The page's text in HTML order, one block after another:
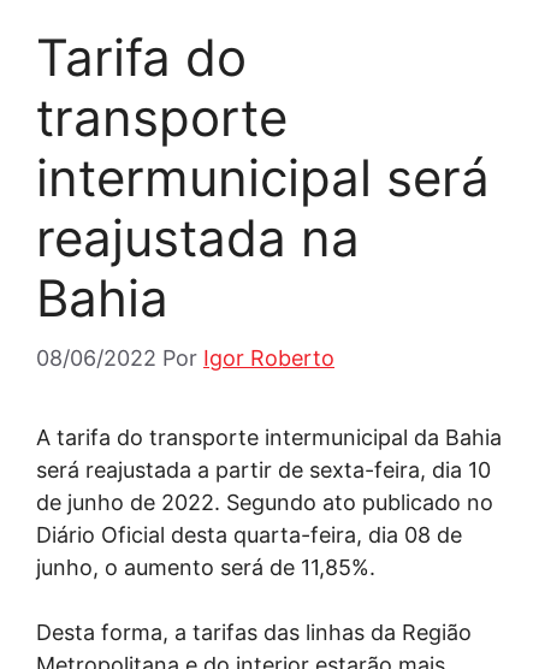
Tarifa do
transporte
intermunicipal será
reajustada na
Bahia
08/06/2022 Por Igor Roberto
A tarifa do transporte intermunicipal da Bahia
será reajustada a partir de sexta-feira, dia 10
de junho de 2022. Segundo ato publicado no
Diário Oficial desta quarta-feira, dia 08 de
junho, o aumento será de 11,85%.
Desta forma, a tarifas das linhas da Região